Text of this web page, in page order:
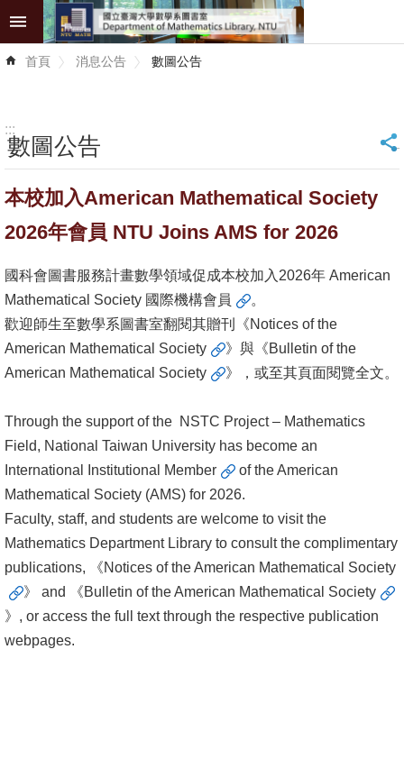
跳到主要內容區塊
進
階
館
藏
服
術
資
源
師
著
作
關
數
圖
消
息
公
首頁 消息公告 數圖公告
:::
數圖公告 _
本校加入American Mathematical Society
2026年會員 NTU Joins AMS for 2026
國科會圖書服務計畫數學領域促成本校加入2026年 American
Mathematical Society 國際機構會員
。
歡迎師生至數學系圖書室翻閱其贈刊《Notices of the
American Mathematical Society
》與《Bulletin of the
American Mathematical Society
》，或至其頁面閱覽全文。
Through the support of the NSTC Project – Mathematics
Field, National Taiwan University has become an
International Institutional Member
of the American
Mathematical Society (AMS) for 2026.
Faculty, staff, and students are welcome to visit the
Mathematics Department Library to consult the complimentary
publications, 《Notices of the American Mathematical Society
》 and 《Bulletin of the American Mathematical Society
》, or access the full text through the respective publication
webpages.